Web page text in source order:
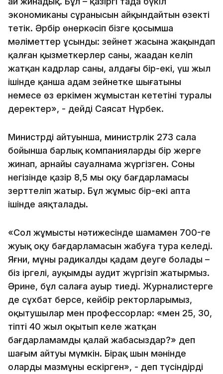
экономиканың сұранысын айқындайтын өзекті
тетік. Әрбір өнеркәсіп бізге қосымша
мәліметтер ұсынды: зейнет жасына жақындап
қалған қызметкерлер саны, жаңадан келіп
жатқан кадрлар саны, алдағы бір-екі, үш жыл
ішінде қанша адам зейнетке шығатыны
немесе өз еркімен жұмыстан кететіні туралы
деректер», - дейді Саясат Нұрбек.
Министрдің айтуынша, министрлік 273 сала
бойынша барлық компанияларды бір жерге
жинап, арнайы сауалнама жүргізген. Соның
негізінде қазір 8,5 мың оқу бағдарламасы
зерттеліп жатыр. Бұл жұмыс бір-екі апта
ішінде аяқталады.
«Сол жұмыстың нәтижесінде шамамен 700-ге
жуық оқу бағдарламасын жабуға тура келеді.
Яғни, мұны радикалды қадам деуге болады –
біз іргелі, ауқымды аудит жүргізіп жатырмыз.
Әрине, бұл салаға ауыр тиеді. Журналистерге
де сұхбат берсе, кейбір ректорларымыз,
оқытушылар мен профессорлар: «мен 25, 30,
тіпті 40 жыл оқытып келе жатқан
бағдарламамды қалай жабасыздар?» деп
шағым айтуы мүмкін. Бірақ шын мәнінде
олардың мазмұны ескірген», - деп түсіндірді